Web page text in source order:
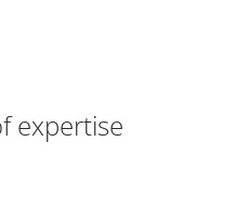
expertise